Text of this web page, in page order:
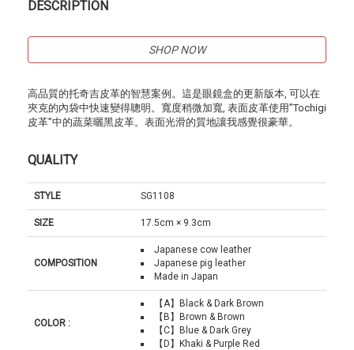
DESCRIPTION
SHOP NOW
高品質的托奇吉皮革的智慧案例。這是眼鏡盒的更新版本, 可以在
夾克的內袋中快速變得聰明。寬度稍微加寬, 表面皮革使用”Tochigi
皮革”中的蔬菜曬黑皮革。表面光滑的質地讓我感覺很豪華。
QUALITY
STYLE SG1108
SIZE 17.5cm × 9.3cm
COMPOSITION
Japanese cow leather
Japanese pig leather
Made in Japan
COLOR :
【A】Black & Dark Brown
【B】Brown & Brown
【C】Blue & Dark Grey
【D】Khaki & Purple Red